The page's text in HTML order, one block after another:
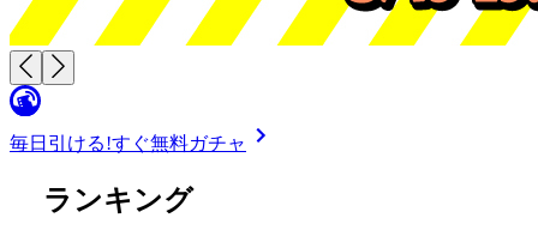
毎日引ける!すぐ無料ガチャ
ランキング